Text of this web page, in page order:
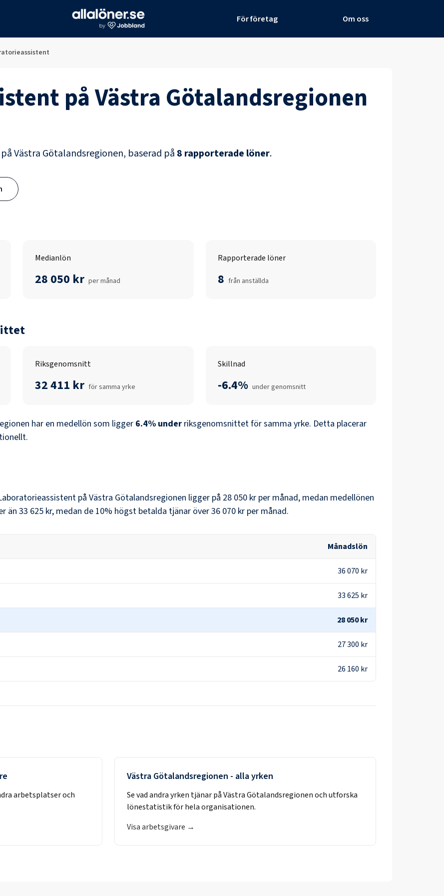
För företag Om oss
påVästra Götalandsregionen
påVästra Götalandsregionen, baserad på 8 rapporterade löner.
Medianlön
28 050 kr per månad
Rapporterade löner
8 från anställda
Riksgenomsnitt
32 411 kr för samma yrke
Skillnad
-6.4% under genomsnitt
har en medellön som ligger 6.4% under riksgenomsnittet för samma yrke. Detta placerar
på Västra Götalandsregionen ligger på 28 050 kr per månad, medan medellönen
än 33 625 kr, medan de 10% högst betalda tjänar över36 070 kr per månad.
Månadslön
36 070 kr
33 625 kr
28 050 kr
27 300 kr
26 160 kr
arbetsplatser och
Västra Götalandsregionen - alla yrken
Se vad andra yrken tjänar påVästra Götalandsregionenoch utforska
lönestatistik för hela organisationen.
Visa arbetsgivare →